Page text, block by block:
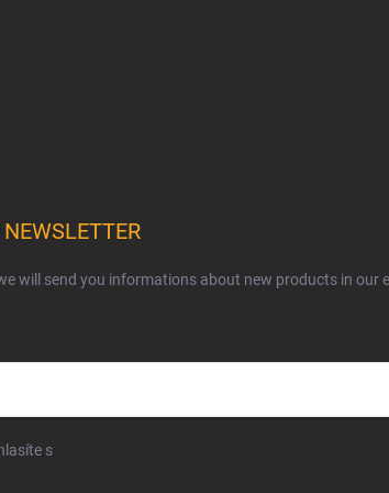
will send you informations about new products in our
s